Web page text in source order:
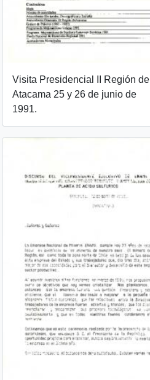
al portapapeles
Visita Presidencial II Región de
Atacama 25 y 26 de junio de
1991.
al portapapeles